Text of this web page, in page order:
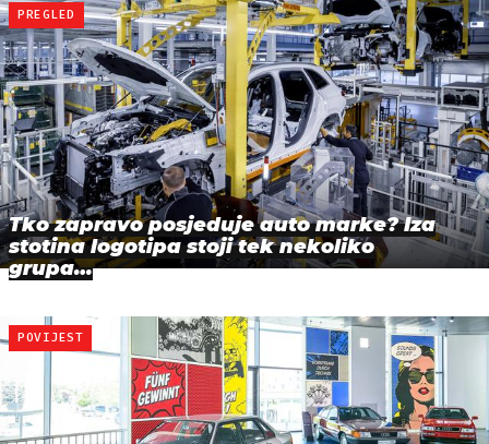
PREGLED
Tko zapravo posjeduje auto marke? Iza
stotina logotipa stoji tek nekoliko
grupa…
POVIJEST